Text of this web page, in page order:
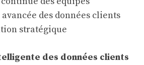
des données clients
stratégique
des données clients